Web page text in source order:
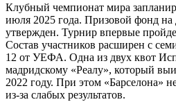
Клубный чемпионат мира
июля 2025 года. Призовой фонд
утвержден. Турнир впервые
Состав участников расширен с
12 от УЕФА. Одна из двух квот
мадридскому «Реалу», который
2022 году. При этом «Барселона»
из-за слабых результатов.